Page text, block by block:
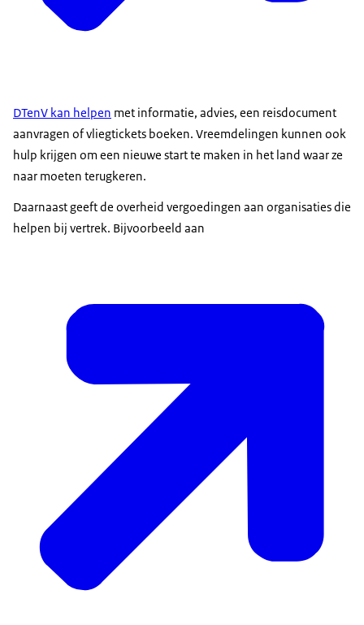
DTenV kan helpen met informatie, advies, een reisdocument
aanvragen of vliegtickets boeken. Vreemdelingen kunnen ook
hulp krijgen om een nieuwe start te maken in het land waar ze
naar moeten terugkeren.
Daarnaast geeft de overheid vergoedingen aan organisaties die
helpen bij vertrek. Bijvoorbeeld aan